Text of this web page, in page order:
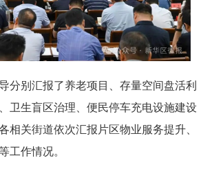
分别汇报了养老项目、存量空间盘活利
卫生盲区治理、便民停车充电设施建设
相关街道依次汇报片区物业服务提升、
工作情况。